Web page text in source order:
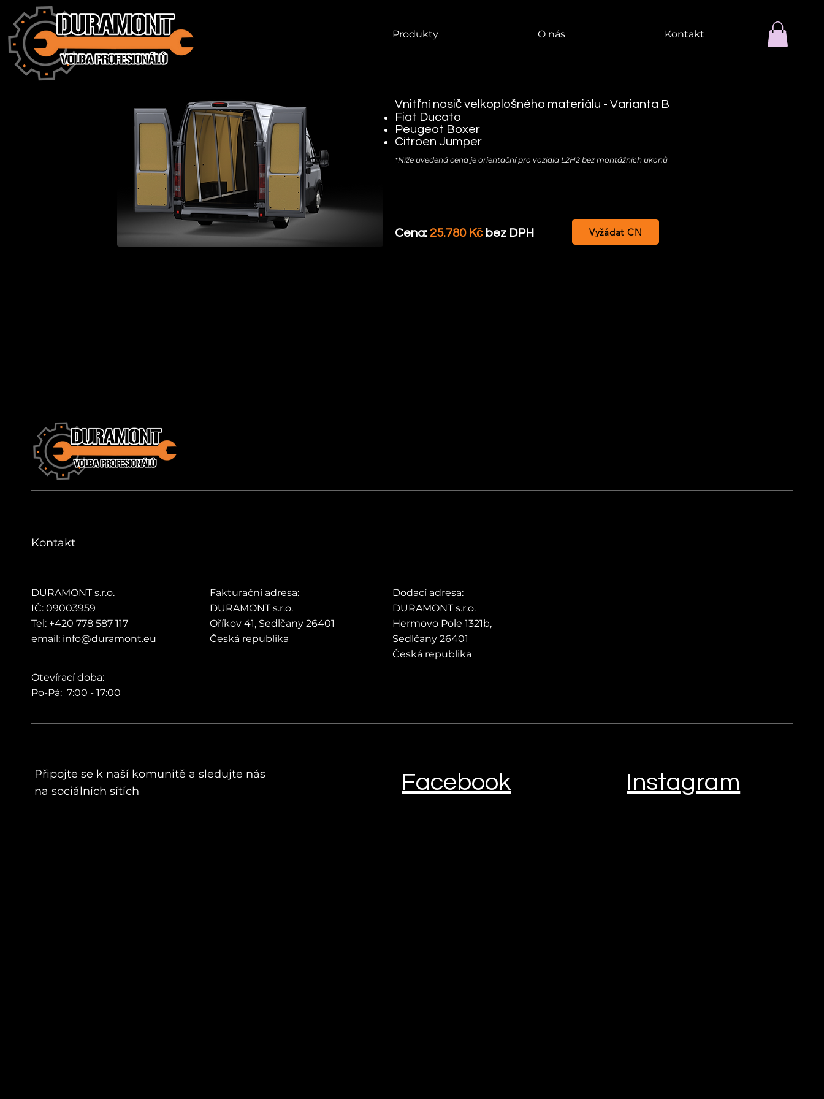
Produkty O nás Kontakt
Vnitřní nosič velkoplošného materiálu - Varianta B
​Fiat Ducato
Peugeot Boxer
Citroen Jumper
*Níže uvedená cena je orientační pro vozidla L2H2 bez montážních ukonů
Vyžádat CN
Cena: 25.780 Kč bez DPH
Kontakt
DURAMONT s.r.o.
IČ: 09003959
Tel: +420 778 587 117
email: info@duramont.eu
Fakturační adresa:
DURAMONT s.r.o.
Oříkov 41, Sedlčany 26401
Česká republika
Otevírací doba:
Po-Pá: 7:00 - 17:00
Dodací adresa:
DURAMONT s.r.o.
Hermovo Pole 1321b,
Sedlčany 26401
Česká republika
Připojte se k naší komunitě a sledujte nás
na sociálních sítích
Facebook Instagram